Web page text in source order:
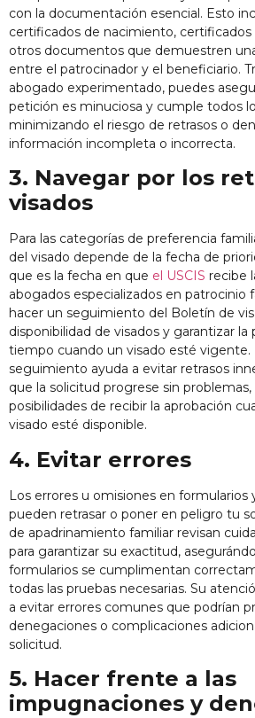
con la documentación esencial. Esto
certificados de nacimiento,
otros documentos que demuestren
entre el patrocinador y el beneficiario.
abogado experimentado, puedes
petición es minuciosa y cumple todos
minimizando el riesgo de retrasos o
información incompleta o incorrecta.
3. Navegar por los
visados
Para las categorías de preferencia
del visado depende de la fecha de
que es la fecha en que el USCIS recibe
abogados especializados en patrocinio
hacer un seguimiento del Boletín de
disponibilidad de visados y garantizar la
tiempo cuando un visado esté vigente.
seguimiento ayuda a evitar retrasos
que la solicitud progrese sin
posibilidades de recibir la aprobación
visado esté disponible.
4. Evitar errores
Los errores u omisiones en
pueden retrasar o poner en peligro tu
de apadrinamiento familiar revisan
para garantizar su exactitud,
formularios se cumplimentan
todas las pruebas necesarias. Su
a evitar errores comunes que podrían
denegaciones o complicaciones
solicitud.
5. Hacer frente a las
impugnaciones y